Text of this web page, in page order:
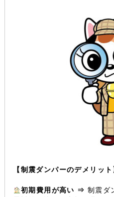
【制震ダンパーのデメリット
初期費用が高い ⇒ 制震ダ